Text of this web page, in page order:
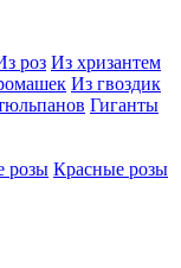
роз Из хризантем
Из гвоздик
Гиганты
розы Красные розы